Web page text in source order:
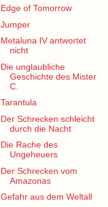
Edge of Tomorrow
Jumper
Metaluna IV antwortet
nicht
Die unglaubliche
Geschichte des Mister
C.
Tarantula
Der Schrecken schleicht
durch die Nacht
Die Rache des
Ungeheuers
Der Schrecken vom
Amazonas
Gefahr aus dem Weltall